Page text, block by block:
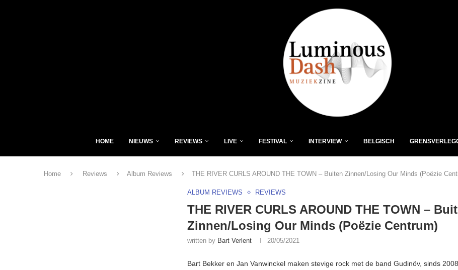
HOME NIEUWS REVIEWS LIVE FESTIVAL INTERVIEW BELGISCH
Home Reviews Album Reviews THE RIVER CURLS AROUND THE TOWN – Buiten Zinnen/Losing Our Minds (Poëzie
ALBUM REVIEWS REVIEWS
THE RIVER CURLS AROUND THE TOWN –
Zinnen/Losing Our Minds (Poëzie Centrum)
written by Bart Verlent 20/05/2021
Bart Bekker en Jan Vanwinckel maken stevige rock met de band Gudinöv, sinds